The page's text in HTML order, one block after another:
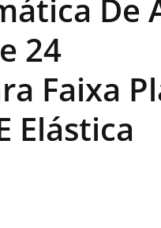
De
24
Faixa
Elástica